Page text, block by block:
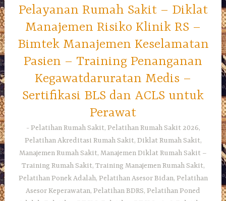
Pelayanan Rumah Sakit – Diklat
Manajemen Risiko Klinik RS –
Bimtek Manajemen Keselamatan
Pasien – Training Penanganan
Kegawatdaruratan Medis –
Sertifikasi BLS dan ACLS untuk
Perawat
Pelatihan Rumah Sakit, Pelatihan Rumah Sakit 2026,
Pelatihan Akreditasi Rumah Sakit, Diklat Rumah Sakit,
Manajemen Rumah Sakit, Manajemen Diklat Rumah Sakit –
Training Rumah Sakit, Training Manajemen Rumah Sakit,
Pelatihan Ponek Adalah, Pelatihan Asesor Bidan, Pelatihan
Asesor Keperawatan, Pelatihan BDRS, Pelatihan Poned